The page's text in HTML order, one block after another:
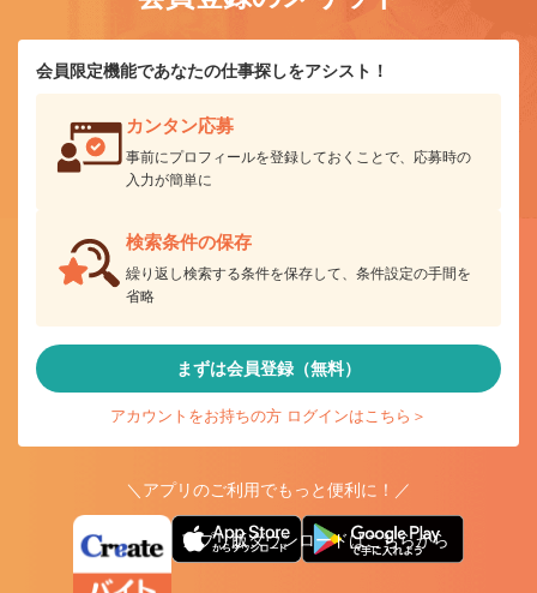
会員限定機能であなたの仕事探しをアシスト！
カンタン応募
事前にプロフィールを登録しておくことで、応募時の
入力が簡単に
検索条件の保存
繰り返し検索する条件を保存して、条件設定の手間を
省略
まずは会員登録（無料）
アカウントをお持ちの方 ログインはこちら＞
＼アプリのご利用でもっと便利に！／
アプリ版ダウンロードはこちらから